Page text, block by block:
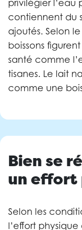
privilégier l’eau
contiennent du
ajoutés. Selon
boissons
santé comme
tisanes. Le lait
comme une
Bien se
un effort
Selon les
l’effort